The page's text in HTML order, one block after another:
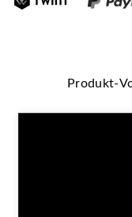
Produkt-